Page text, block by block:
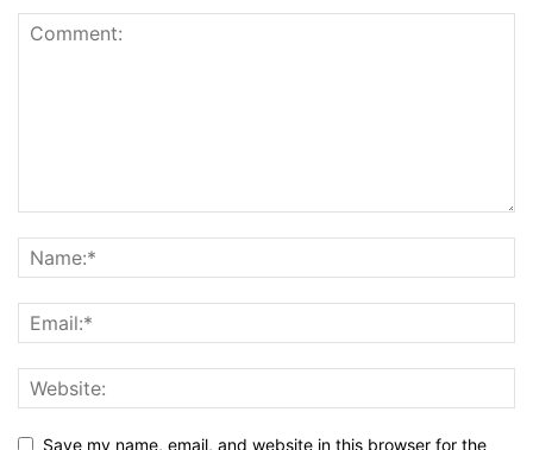
Save my name, email, and website in this browser for the